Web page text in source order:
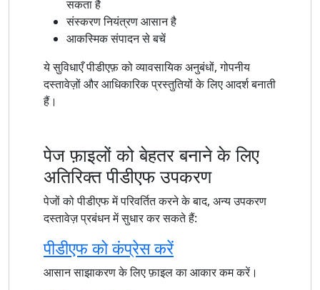
सकता है
संस्करण नियंत्रण आसान है
आकस्मिक संपादन से बचें
ये सुविधाएँ पीडीएफ़ को व्यावसायिक अनुबंधों, गोपनीय
दस्तावेज़ों और आधिकारिक प्रस्तुतियों के लिए आदर्श बनाती
हैं।
पेज फ़ाइलों को बेहतर बनाने के लिए
अतिरिक्त पीडीएफ उपकरण
पेजों को पीडीएफ में परिवर्तित करने के बाद, अन्य उपकरण
दस्तावेज़ प्रबंधन में सुधार कर सकते हैं:
पीडीएफ को कंप्रेस करें
आसान साझाकरण के लिए फ़ाइल का आकार कम करें।